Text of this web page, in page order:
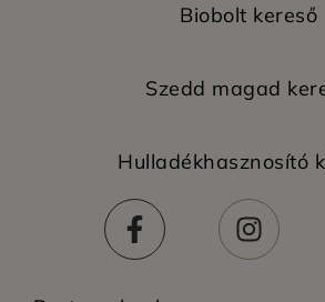
Biobolt kereső
Szedd magad
Hulladékhasznosító